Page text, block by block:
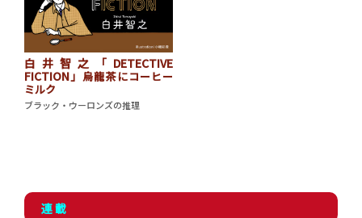
白井智之「DETECTIVE
FICTION」烏龍茶にコーヒー
ミルク
ブラック・ウーロンズの推理
連 載